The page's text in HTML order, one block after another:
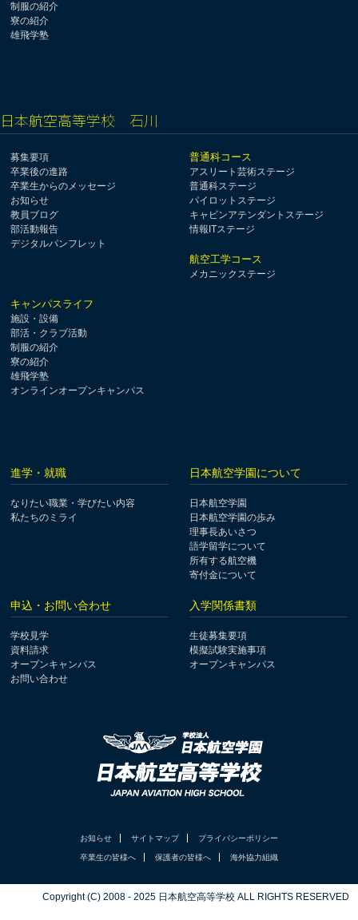
制服の紹介
寮の紹介
雄飛学塾
日本航空高等学校 石川
募集要項
卒業後の進路
卒業生からのメッセージ
お知らせ
教員ブログ
部活動報告
デジタルパンフレット
普通科コース
アスリート芸術ステージ
普通科ステージ
パイロットステージ
キャビンアテンダントステージ
情報ITステージ
航空工学コース
メカニックステージ
キャンパスライフ
施設・設備
部活・クラブ活動
制服の紹介
寮の紹介
雄飛学塾
オンラインオープンキャンパス
進学・就職
なりたい職業・学びたい内容
私たちのミライ
日本航空学園について
日本航空学園
日本航空学園の歩み
理事長あいさつ
語学留学について
所有する航空機
寄付金について
申込・お問い合わせ
学校見学
資料請求
オープンキャンパス
お問い合わせ
入学関係書類
生徒募集要項
模擬試験実施事項
オープンキャンパス
お知らせ サイトマップ プライバシーポリシー
卒業生の皆様へ 保護者の皆様へ 海外協力組織
Copyright (C) 2008 - 2025 日本航空高等学校 ALL RIGHTS RESERVED